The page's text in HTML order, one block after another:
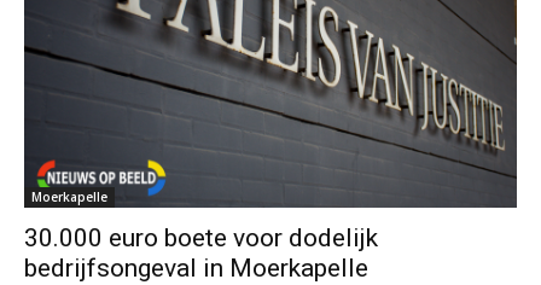
Moerkapelle
30.000 euro boete voor dodelijk
bedrijfsongeval in Moerkapelle